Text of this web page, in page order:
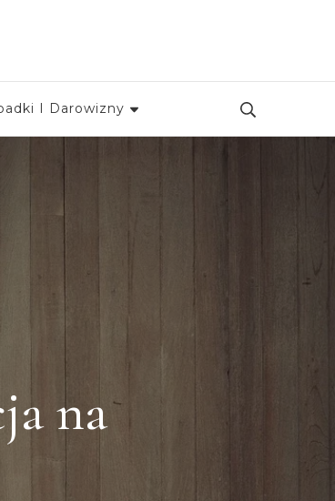
I Darowizny
na